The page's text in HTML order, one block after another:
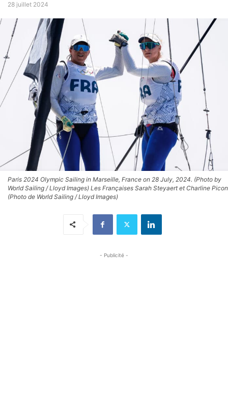
28 juillet 2024
Paris 2024 Olympic Sailing in Marseille, France on 28 July, 2024. (Photo by
World Sailing / Lloyd Images) Les Françaises Sarah Steyaert et Charline Picon
(Photo de World Sailing / Lloyd Images)
- Publicité -